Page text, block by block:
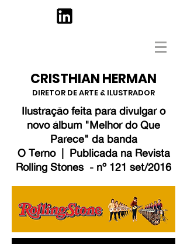
CRISTHIAN HERMAN
DIRETOR DE ARTE & ILUSTRADOR
Ilustração feita para divulgar o
novo álbum "Melhor do Que
Parece" da banda
O Terno | Publicada na Revista
Rolling Stones - nº 121 set/2016